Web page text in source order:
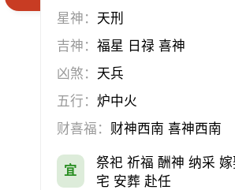
除服 移柩
修墓 塞穴
星神： 天刑
吉神：福星 日禄 喜神
凶煞： 天兵
五行： 炉中火
财喜福： 财神西南 喜神西南
宜
祭祀 祈福 酬神 纳采
宅 安葬 赴任